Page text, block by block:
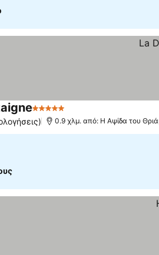
5 Αστέρια
0.9 χλμ. από: Η Αψίδα του